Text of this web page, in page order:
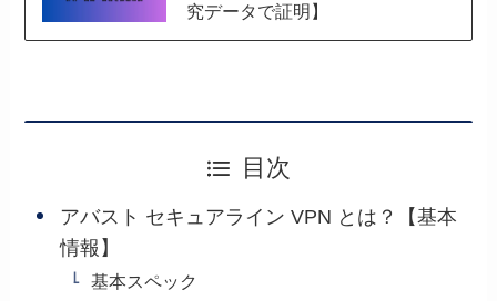
究データで証明】
目次
アバスト セキュアライン VPN とは？【基本
情報】
基本スペック